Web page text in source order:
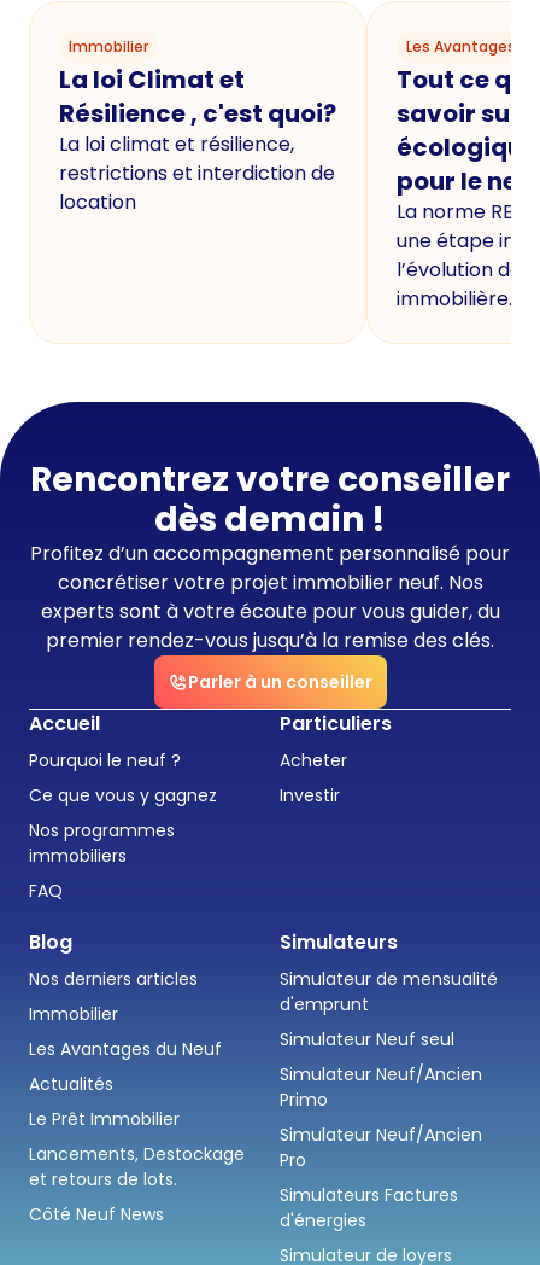
Immobilier
La loi Climat et
Résilience , c'est quoi?
La loi climat et résilience,
restrictions et interdiction de
location
Les Avantages
Tout ce
savoir sur
écologique
pour le
La norme
une étape
l’évolution de
immobilière.
Rencontrez votre conseiller
dès demain !
Profitez d’un accompagnement personnalisé pour
concrétiser votre projet immobilier neuf. Nos
experts sont à votre écoute pour vous guider, du
premier rendez-vous jusqu’à la remise des clés.
Parler à un conseiller
Accueil
Pourquoi le neuf ?
Ce que vous y gagnez
Nos programmes
immobiliers
FAQ
Particuliers
Acheter
Investir
Blog
Nos derniers articles
Immobilier
Les Avantages du Neuf
Actualités
Le Prêt Immobilier
Lancements, Destockage
et retours de lots.
Côté Neuf News
Simulateurs
Simulateur de mensualité
d'emprunt
Simulateur Neuf seul
Simulateur Neuf/Ancien
Primo
Simulateur Neuf/Ancien
Pro
Simulateurs Factures
d'énergies
Simulateur de loyers